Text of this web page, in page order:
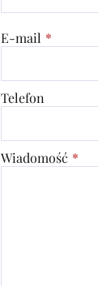
E-mail
Telefon
Wiadomość